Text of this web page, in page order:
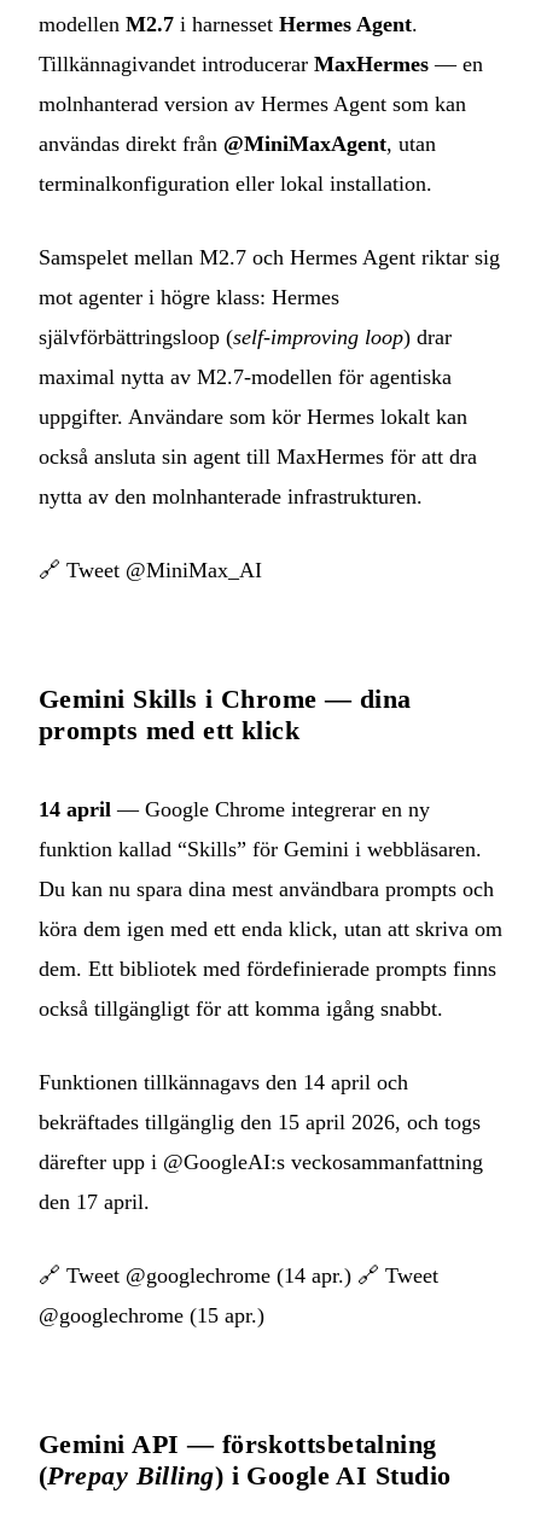
modellen M2.7 i harnesset Hermes Agent.
Tillkännagivandet introducerar MaxHermes — en
molnhanterad version av Hermes Agent som kan
användas direkt från @MiniMaxAgent, utan
terminalkonfiguration eller lokal installation.
Samspelet mellan M2.7 och Hermes Agent riktar sig
mot agenter i högre klass: Hermes
självförbättringsloop (self-improving loop) drar
maximal nytta av M2.7-modellen för agentiska
uppgifter. Användare som kör Hermes lokalt kan
också ansluta sin agent till MaxHermes för att dra
nytta av den molnhanterade infrastrukturen.
🔗 Tweet @MiniMax_AI
Gemini Skills i Chrome — dina
prompts med ett klick
14 april — Google Chrome integrerar en ny
funktion kallad “Skills” för Gemini i webbläsaren.
Du kan nu spara dina mest användbara prompts och
köra dem igen med ett enda klick, utan att skriva om
dem. Ett bibliotek med fördefinierade prompts finns
också tillgängligt för att komma igång snabbt.
Funktionen tillkännagavs den 14 april och
bekräftades tillgänglig den 15 april 2026, och togs
därefter upp i @GoogleAI:s veckosammanfattning
den 17 april.
🔗 Tweet @googlechrome (14 apr.) 🔗 Tweet
@googlechrome (15 apr.)
Gemini API — förskottsbetalning
(Prepay Billing) i Google AI Studio